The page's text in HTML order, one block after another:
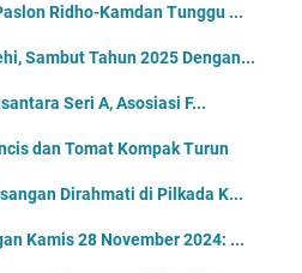
Ridho-Kamdan Tunggu ...
Sambut Tahun 2025 Dengan...
Seri A, Asosiasi F...
dan Tomat Kompak Turun
Dirahmati di Pilkada K...
Kamis 28 November 2024: ...